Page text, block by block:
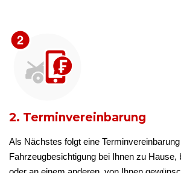
2. Terminvereinbarung
Als Nächstes folgt eine
Fahrzeugbesichtigung bei Ihnen zu Hause,